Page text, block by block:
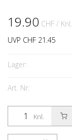
19.90 CHF / Knl.
UVP CHF 21.45
Lager:
Art. Nr:
Knl.